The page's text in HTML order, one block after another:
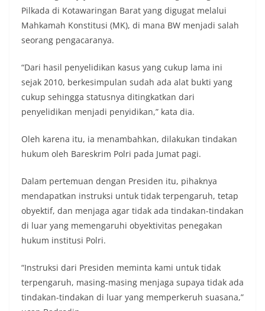
Pilkada di Kotawaringan Barat yang digugat melalui
Mahkamah Konstitusi (MK), di mana BW menjadi salah
seorang pengacaranya.
“Dari hasil penyelidikan kasus yang cukup lama ini
sejak 2010, berkesimpulan sudah ada alat bukti yang
cukup sehingga statusnya ditingkatkan dari
penyelidikan menjadi penyidikan,” kata dia.
Oleh karena itu, ia menambahkan, dilakukan tindakan
hukum oleh Bareskrim Polri pada Jumat pagi.
Dalam pertemuan dengan Presiden itu, pihaknya
mendapatkan instruksi untuk tidak terpengaruh, tetap
obyektif, dan menjaga agar tidak ada tindakan-tindakan
di luar yang memengaruhi obyektivitas penegakan
hukum institusi Polri.
“Instruksi dari Presiden meminta kami untuk tidak
terpengaruh, masing-masing menjaga supaya tidak ada
tindakan-tindakan di luar yang memperkeruh suasana,”